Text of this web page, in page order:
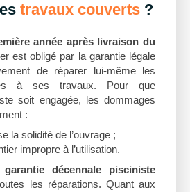
travaux couverts ?
année après livraison du
est obligé par la garantie légale
de réparer lui-même les
à ses travaux. Pour que
soit engagée, les dommages
:
la solidité de l’ouvrage ;
impropre à l’utilisation.
garantie décennale pisciniste
les réparations. Quant aux